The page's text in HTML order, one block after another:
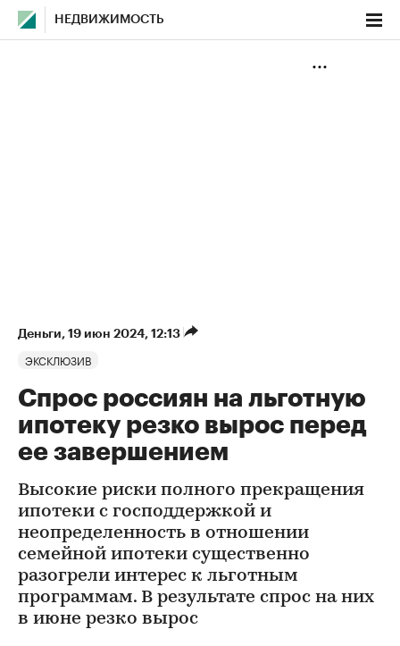
НЕДВИЖИМОСТЬ
Деньги⁠, 19 июн 2024, 12:13
ЭКСКЛЮЗИВ
Спрос россиян на льготную
ипотеку резко вырос перед
ее завершением
Высокие риски полного прекращения
ипотеки с господдержкой и
неопределенность в отношении
семейной ипотеки существенно
разогрели интерес к льготным
программам. В результате спрос на них
в июне резко вырос